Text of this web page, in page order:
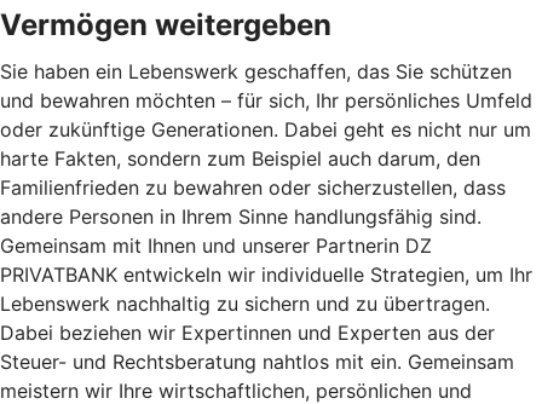
Vermögen weitergeben
Sie haben ein Lebenswerk geschaffen, das Sie schützen
und bewahren möchten – für sich, Ihr persönliches Umfeld
oder zukünftige Generationen. Dabei geht es nicht nur um
harte Fakten, sondern zum Beispiel auch darum, den
Familienfrieden zu bewahren oder sicherzustellen, dass
andere Personen in Ihrem Sinne handlungsfähig sind.
Gemeinsam mit Ihnen und unserer Partnerin DZ
PRIVATBANK entwickeln wir individuelle Strategien, um Ihr
Lebenswerk nachhaltig zu sichern und zu übertragen.
Dabei beziehen wir Expertinnen und Experten aus der
Steuer- und Rechtsberatung nahtlos mit ein. Gemeinsam
meistern wir Ihre wirtschaftlichen, persönlichen und